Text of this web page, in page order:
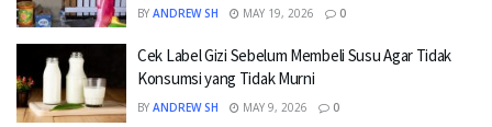
BY ANDREW SH MAY 19, 2026 0
Cek Label Gizi Sebelum Membeli Susu Agar Tidak
Konsumsi yang Tidak Murni
BY ANDREW SH MAY 9, 2026 0